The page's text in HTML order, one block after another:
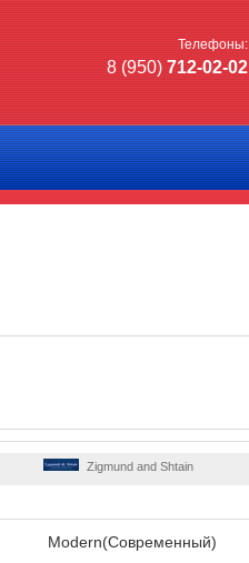
Телефоны:
8 (950) 712-02-02
Zigmund and Shtain
Modern(Современный)